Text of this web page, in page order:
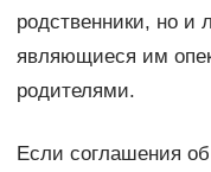
родственники, но и
являющиеся им
родителями.
Если соглашения